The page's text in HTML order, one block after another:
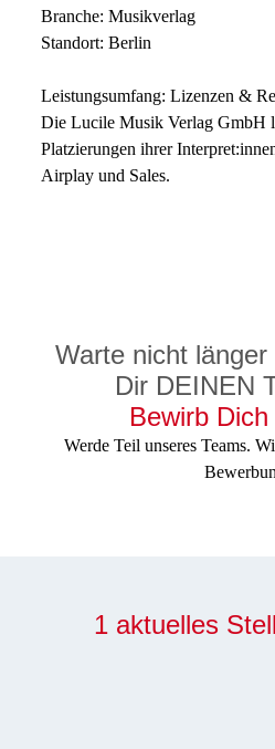
Branche: Musikverlag
Standort: Berlin
Leistungsumfang: Lizenzen &
Die Lucile Musik Verlag GmbH
Platzierungen ihrer
Airplay und Sales.
Warte nicht
Dir DEINEN
Bewirb
Werde Teil unseres Teams.
1 aktuelles